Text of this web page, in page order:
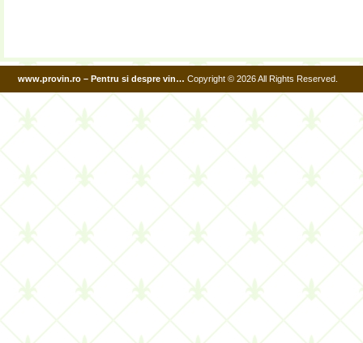
www.provin.ro – Pentru si despre vin… Copyright © 2026 All Rights Reserved.